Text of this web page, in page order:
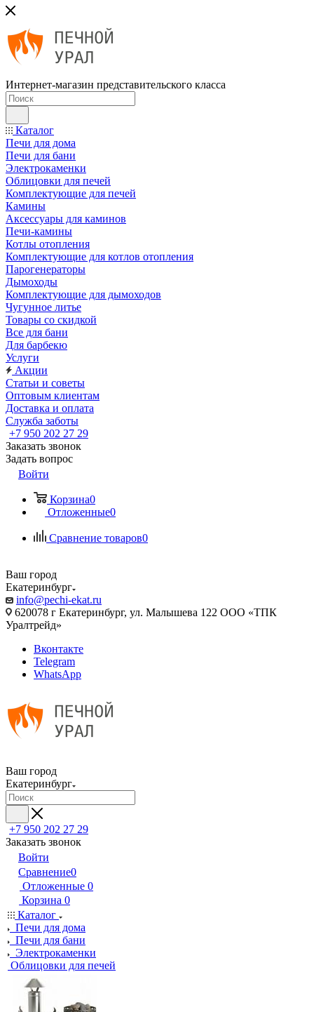
Интернет-магазин представительского класса
Каталог
Печи для дома
Печи для бани
Электрокаменки
Облицовки для печей
Комплектующие для печей
Камины
Аксессуары для каминов
Печи-камины
Котлы отопления
Комплектующие для котлов отопления
Парогенераторы
Дымоходы
Комплектующие для дымоходов
Чугунное литье
Товары со скидкой
Все для бани
Для барбекю
Услуги
Акции
Статьи и советы
Оптовым клиентам
Доставка и оплата
Служба заботы
+7 950 202 27 29
Заказать звонок
Задать вопрос
Войти
Корзина0
Отложенные0
Сравнение товаров0
Ваш город
Екатеринбург
info@pechi-ekat.ru
620078 г Екатеринбург, ул. Малышева 122 ООО «ТПК
Уралтрейд»
Вконтакте
Telegram
WhatsApp
Ваш город
Екатеринбург
+7 950 202 27 29
Заказать звонок
Войти
Сравнение0
Отложенные 0
Корзина 0
Каталог
Печи для дома
Печи для бани
Электрокаменки
Облицовки для печей